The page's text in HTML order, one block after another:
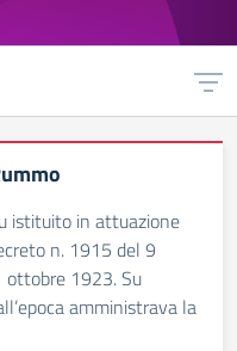
istituito in attuazione
n. 1915 del 9
1923. Su
amministrava la